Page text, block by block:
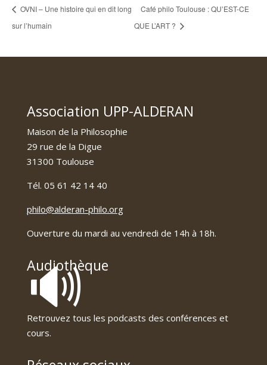
OVNI – Une histoire qui en dit long
sur l’humain
Café philo Toulouse : QU’EST-CE
QUE L’ART ?
Association UPP-ALDERAN
Maison de la Philosophie
29 rue de la Digue
31300 Toulouse
Tél. 05 61 42 14 40
philo@alderan-philo.org
Ouverture du mardi au vendredi de 14h à 18h.
Audiothèque
🔊
Retrouvez tous les podcasts des conférences et
cours.